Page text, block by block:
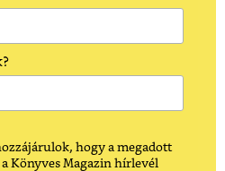
hogy a megadott
Könyves Magazin hírlevél